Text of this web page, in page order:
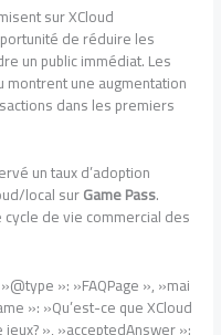
sur XCloud
de réduire les
un public immédiat. Les
une augmentation
dans les premiers
un taux d’adoption
local surGame Pass.
cycle de vie commercial des
»: »FAQPage », »mai
»: »Qu’est-ce que XCloud